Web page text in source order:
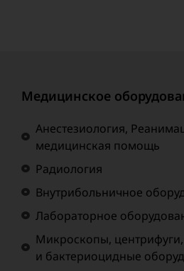
Медицинское
Анестезиология,
медицинская помощь
Радиология
Внутрибольничное
Лабораторное
Микроскопы,
и бактериоцидные